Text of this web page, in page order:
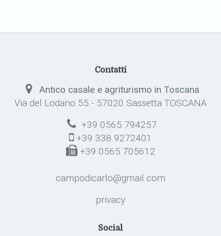
Contatti
Antico casale e agriturismo in Toscana
Via del Lodano 55 - 57020 Sassetta TOSCANA
+39 0565.794257
+39 338.9272401
+39 0565.705612
campodicarlo@gmail.com
privacy
Social